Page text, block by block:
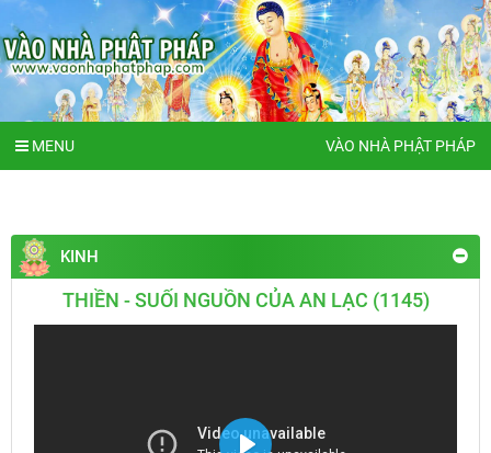
MENU VÀO NHÀ PHẬT PHÁP
KINH
THIỀN - SUỐI NGUỒN CỦA AN LẠC (1145)